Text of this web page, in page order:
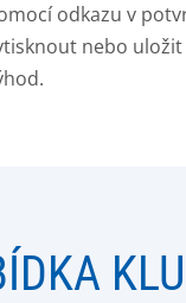
odkazu v
nebo